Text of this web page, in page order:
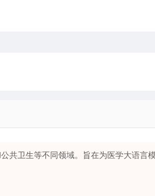
共卫生等不同领域。旨在为医学大语言